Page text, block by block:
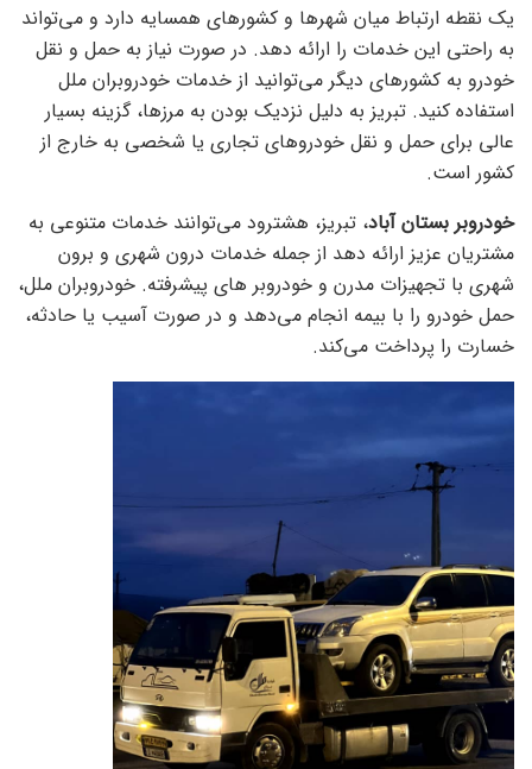
یک نقطه ارتباط میان شهرها و کشورهای همسایه دارد و می‌تواند
به راحتی این خدمات را ارائه دهد. در صورت نیاز به حمل و نقل
خودرو به کشورهای دیگر می‌توانید از خدمات خودروبران ملل
استفاده کنید. تبریز به دلیل نزدیک بودن به مرزها، گزینه بسیار
عالی برای حمل و نقل خودروهای تجاری یا شخصی به خارج از
کشور است.
خودروبر بستان آباد، تبریز، هشترود می‌توانند خدمات متنوعی به
مشتریان عزیز ارائه دهد از جمله خدمات درون شهری و برون
شهری با تجهیزات مدرن و خودروبر های پیشرفته. خودروبران ملل،
حمل خودرو را با بیمه انجام می‌دهد و در صورت آسیب یا حادثه،
خسارت را پرداخت می‌کند.